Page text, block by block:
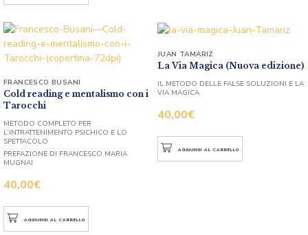
Cold reading e mentalismo con i
Tarocchi
40,00€
FRANCESCO BUSANI
METODO COMPLETO PER
L’INTRATTENIMENTO PSICHICO E LO
SPETTACOLO
PREFAZIONE DI FRANCESCO MARIA
MUGNAI
AGGIUNGI AL CARRELLO
La Via Magica (Nuova edizione)
40,00€
JUAN TAMARIZ
IL METODO DELLE FALSE SOLUZIONI E LA
VIA MAGICA
AGGIUNGI AL CARRELLO